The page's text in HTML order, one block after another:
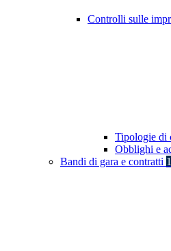
Controlli sulle
Tipologie di
Obblighi e
Bandi di gara e contratti